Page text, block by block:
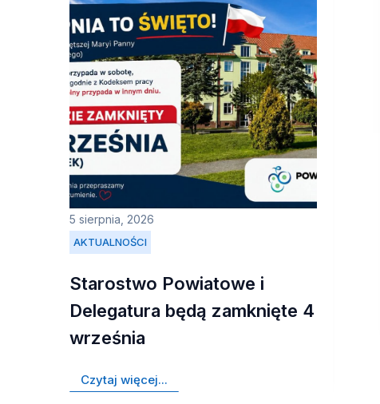
AKTUALNOŚCI
5 sierpnia, 2026
Starostwo Powiatowe i
Delegatura będą zamknięte 4
września
Czytaj więcej...